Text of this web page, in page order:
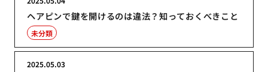
ヘアピンで鍵を開けるのは違法？知っておくべきこと
未分類
2025.05.03